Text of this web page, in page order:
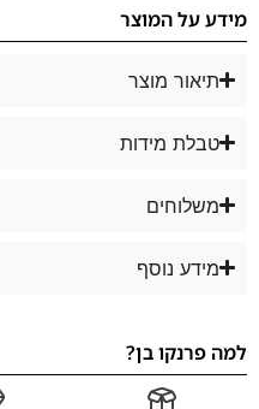
מידע על המוצר
תיאור מוצר
טבלת מידות
משלוחים
מידע נוסף
למה פרנקו בן?